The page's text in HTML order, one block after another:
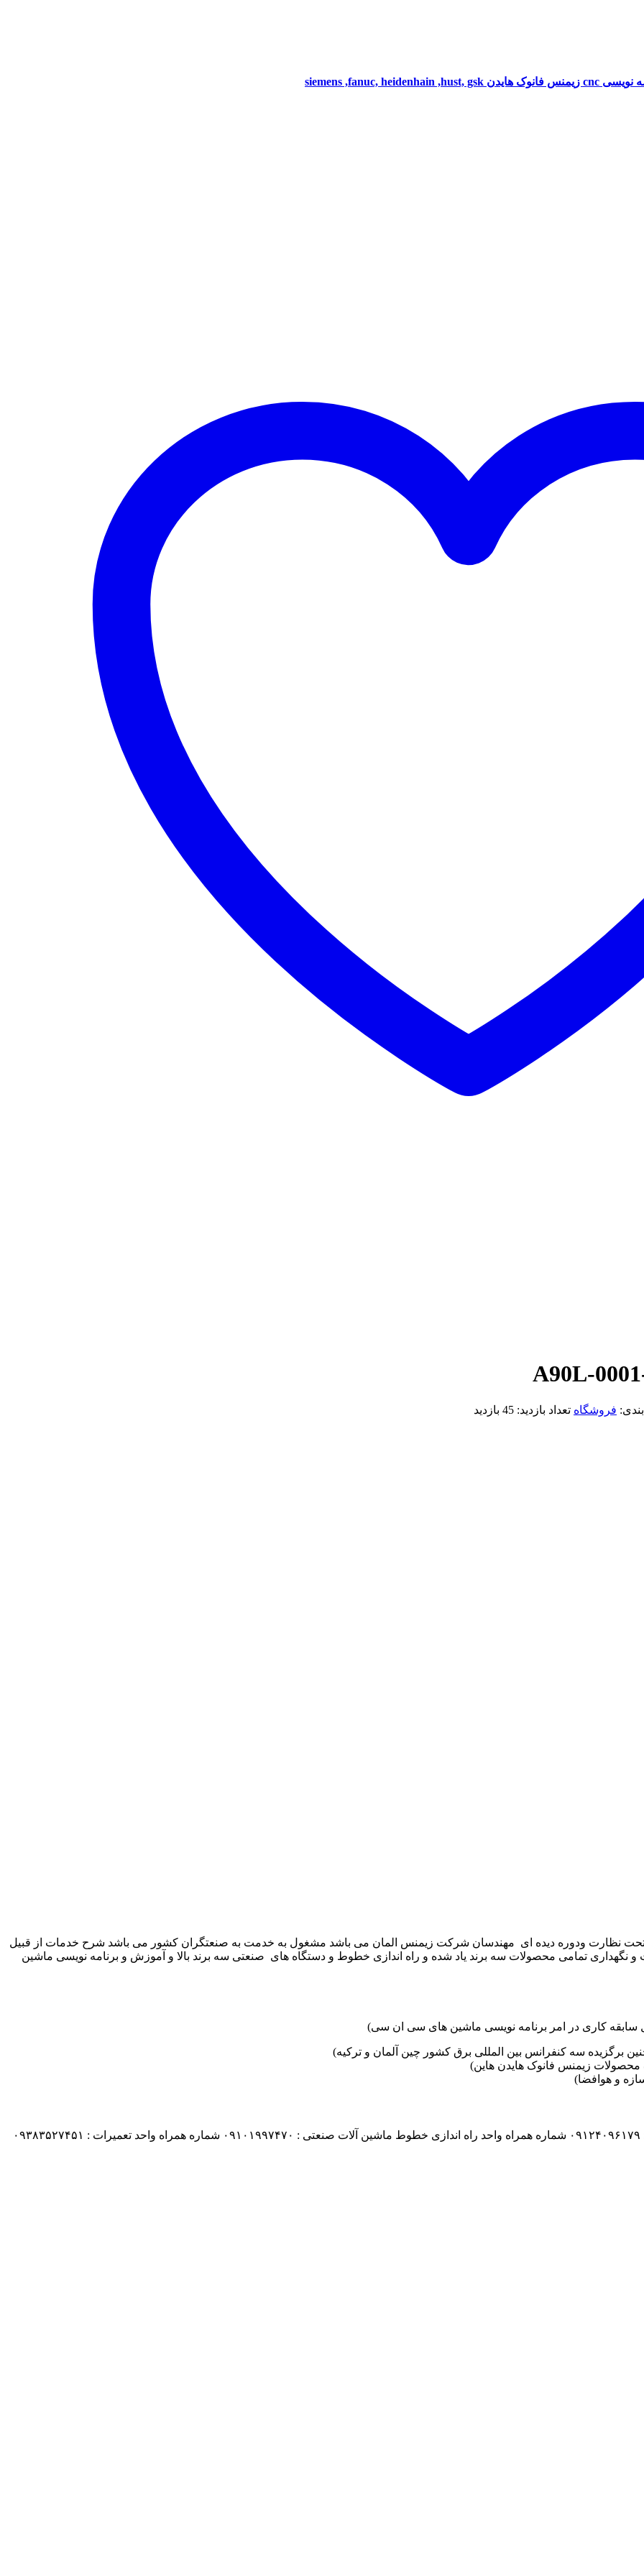
A90L-
فروشگاه تعداد بازدید: 45 بازدید
تکنوست با مدیریت مهندس علی فرخانی که از سال ۱۳۶۵ تحت نظارت ودوره دیده ای مهندسان شرکت زیمنس المان می باشد مشغول به خدمت به صنعتگران کشور می باشد شرح خدمات از قبیل
نگهداری تمامی محصولات سه برند یاد شده و راه اندازی خطوط و دستگاه های صنعتی سه برند بالا و آموزش و برنامه نویسی ماشین
برگزیده سه کنفرانس بین المللی برق کشور چین آلمان و ترکیه)
زیمنس فانوک هایدن هاین)
و هوافضا)